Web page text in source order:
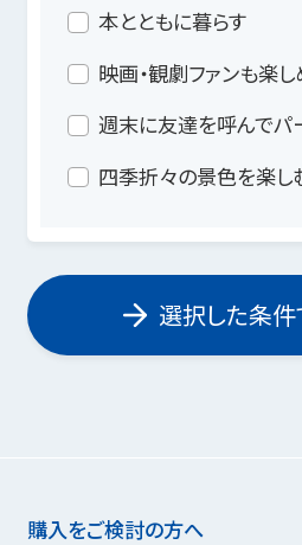
本とともに暮らす
映画・観劇ファンも楽
週末に友達を呼んでパ
四季折々の景色を楽し
選択した条
購入をご検討の方へ